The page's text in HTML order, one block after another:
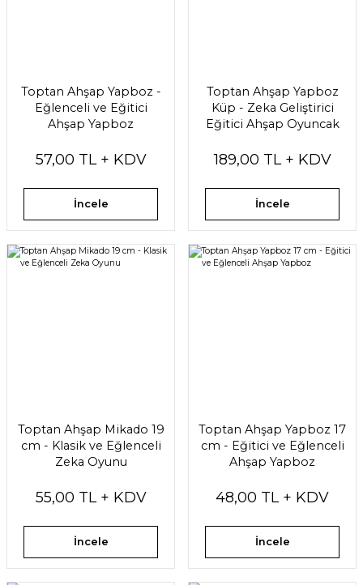
Toptan Ahşap Yapboz -
Eğlenceli ve Eğitici
Ahşap Yapboz
57,00 TL + KDV
İncele
Toptan Ahşap Yapboz
Küp - Zeka Geliştirici
Eğitici Ahşap Oyuncak
189,00 TL + KDV
İncele
Toptan Ahşap Mikado 19
cm - Klasik ve Eğlenceli
Zeka Oyunu
55,00 TL + KDV
İncele
Toptan Ahşap Yapboz 17
cm - Eğitici ve Eğlenceli
Ahşap Yapboz
48,00 TL + KDV
İncele